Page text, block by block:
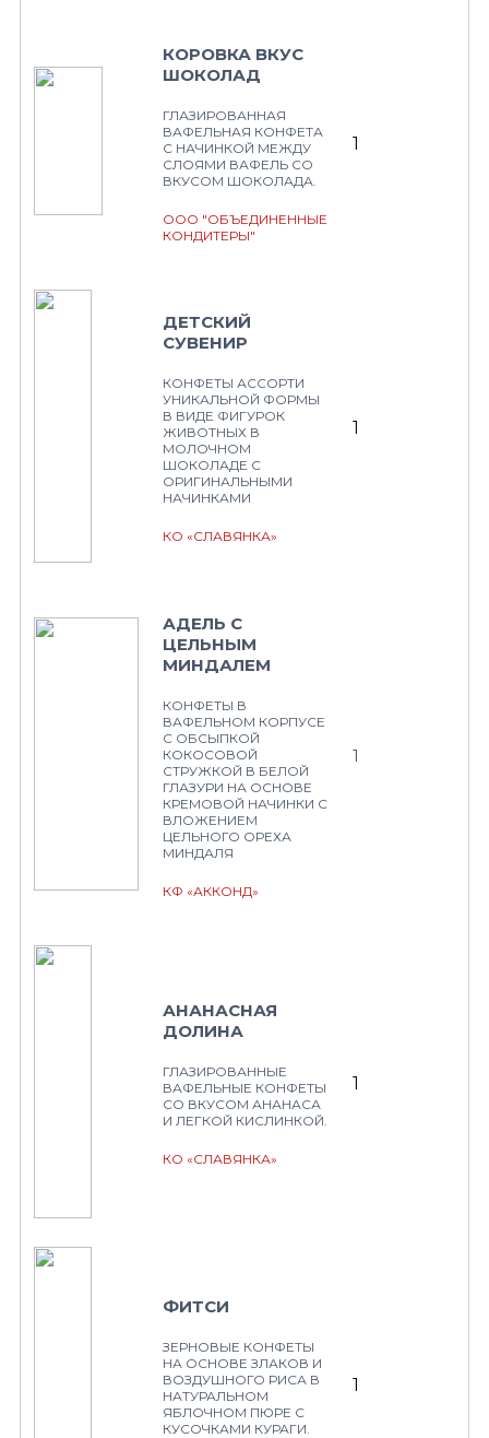
КОРОВКА ВКУС
ШОКОЛАД
ГЛАЗИРОВАННАЯ
ВАФЕЛЬНАЯ КОНФЕТА
С НАЧИНКОЙ МЕЖДУ
СЛОЯМИ ВАФЕЛЬ СО
ВКУСОМ ШОКОЛАДА.
ООО "ОБЪЕДИНЕННЫЕ
КОНДИТЕРЫ"
1
ДЕТСКИЙ
СУВЕНИР
КОНФЕТЫ АССОРТИ
УНИКАЛЬНОЙ ФОРМЫ
В ВИДЕ ФИГУРОК
ЖИВОТНЫХ В
МОЛОЧНОМ
ШОКОЛАДЕ С
ОРИГИНАЛЬНЫМИ
НАЧИНКАМИ
КО «СЛАВЯНКА»
1
АДЕЛЬ С
ЦЕЛЬНЫМ
МИНДАЛЕМ
КОНФЕТЫ В
ВАФЕЛЬНОМ КОРПУСЕ
С ОБСЫПКОЙ
КОКОСОВОЙ
СТРУЖКОЙ В БЕЛОЙ
ГЛАЗУРИ НА ОСНОВЕ
КРЕМОВОЙ НАЧИНКИ С
ВЛОЖЕНИЕМ
ЦЕЛЬНОГО ОРЕХА
МИНДАЛЯ
КФ «АККОНД»
1
АНАНАСНАЯ
ДОЛИНА
ГЛАЗИРОВАННЫЕ
ВАФЕЛЬНЫЕ КОНФЕТЫ
СО ВКУСОМ АНАНАСА
И ЛЕГКОЙ КИСЛИНКОЙ.
КО «СЛАВЯНКА»
1
ФИТСИ
ЗЕРНОВЫЕ КОНФЕТЫ
НА ОСНОВЕ ЗЛАКОВ И
ВОЗДУШНОГО РИСА В
НАТУРАЛЬНОМ
ЯБЛОЧНОМ ПЮРЕ С
КУСОЧКАМИ КУРАГИ.
1